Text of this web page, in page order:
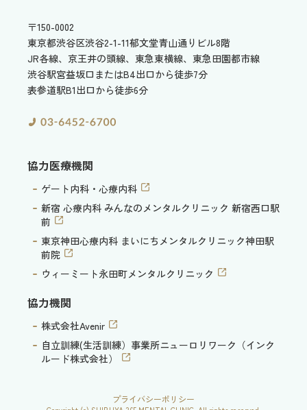
〒150-0002
東京都渋谷区渋谷2-1-11郁文堂青山通りビル8階
JR各線、京王井の頭線、東急東横線、東急田園都市線
渋谷駅宮益坂口またはB4出口から徒歩7分
表参道駅B1出口から徒歩6分
協力医療機関
ゲート内科・心療内科
新宿 心療内科 みんなのメンタルクリニック 新宿西口駅
前
東京神田心療内科 まいにちメンタルクリニック神田駅
前院
ウィーミート永田町メンタルクリニック
協力機関
株式会社Avenir
自立訓練(生活訓練）事業所ニューロリワーク（インク
ルード株式会社）
プライバシーポリシー